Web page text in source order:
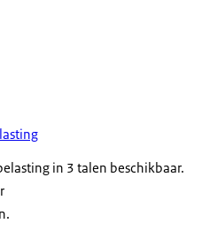
in 3 talen beschikbaar.